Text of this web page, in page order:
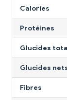
Calories
Protéines
Glucides
Glucides
Fibres